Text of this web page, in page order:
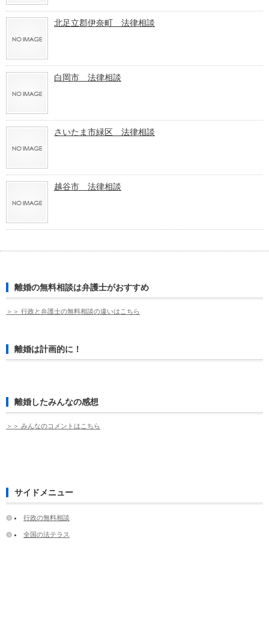
北足立郡伊奈町 法律相談
白岡市 法律相談
さいたま市緑区 法律相談
越谷市 法律相談
離婚の無料相談は弁護士がおすすめ
＞＞ 行政と弁護士の無料相談の違いはこちら
離婚は計画的に！
離婚したみんなの感想
＞＞ みんなのコメントはこちら
サイドメニュー
行政の無料相談
全国の法テラス